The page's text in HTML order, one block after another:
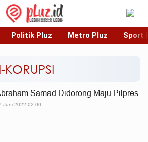
Politik Pluz Metro Pluz Sport
Samad Didorong Maju Pilpres
Juni 2022 02:00